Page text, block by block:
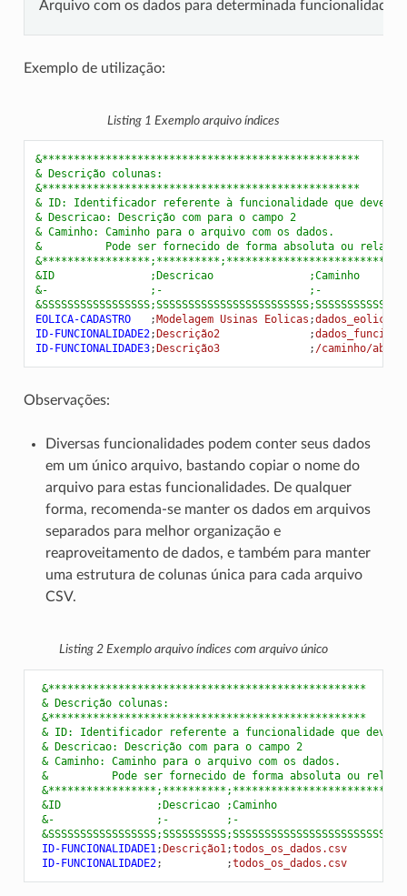
Arquivo com os dados para determinada funcionalidade
Exemplo de utilização:
Listing 1 Exemplo arquivo índices
&**************************************************
& Descrição colunas:
&**************************************************
& ID: Identificador referente à funcionalidade que deve
& Descricao: Descrição com para o campo 2
& Caminho: Caminho para o arquivo com os dados.
&          Pode ser fornecido de forma absoluta ou
&ID               ;Descricao               ;Caminho
&-                ;-                       ;-
EOLICA-CADASTRO
; Modelagem Usinas Eolicas ;
ID-FUNCIONALIDADE2; Descrição2 ;
ID-FUNCIONALIDADE3; Descrição3 ; /caminho/
Observações:
Diversas funcionalidades podem conter seus dados
em um único arquivo, bastando copiar o nome do
arquivo para estas funcionalidades. De qualquer
forma, recomenda-se manter os dados em arquivos
separados para melhor organização e
reaproveitamento de dados, e também para manter
uma estrutura de colunas única para cada arquivo
CSV.
Listing 2 Exemplo arquivo índices com arquivo único
&**************************************************
& Descrição colunas:
&**************************************************
& ID: Identificador referente a funcionalidade que deve
& Descricao: Descrição com para o campo 2
& Caminho: Caminho para o arquivo com os dados.
&          Pode ser fornecido de forma absoluta ou
&ID               ;Descricao ;Caminho
&-                ;-         ;-
ID-FUNCIONALIDADE1 ;Descrição1 ;todos_os_dados.csv
ID-FUNCIONALIDADE2; ;todos_os_dados.csv